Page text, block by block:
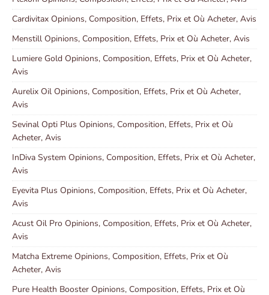
Cardivitax Opinions, Composition, Effets, Prix et Où Acheter, Avis
Menstill Opinions, Composition, Effets, Prix et Où Acheter, Avis
Lumiere Gold Opinions, Composition, Effets, Prix et Où Acheter,
Avis
Aurelix Oil Opinions, Composition, Effets, Prix et Où Acheter,
Avis
Sevinal Opti Plus Opinions, Composition, Effets, Prix et Où
Acheter, Avis
InDiva System Opinions, Composition, Effets, Prix et Où Acheter,
Avis
Eyevita Plus Opinions, Composition, Effets, Prix et Où Acheter,
Avis
Acust Oil Pro Opinions, Composition, Effets, Prix et Où Acheter,
Avis
Matcha Extreme Opinions, Composition, Effets, Prix et Où
Acheter, Avis
Pure Health Booster Opinions, Composition, Effets, Prix et Où